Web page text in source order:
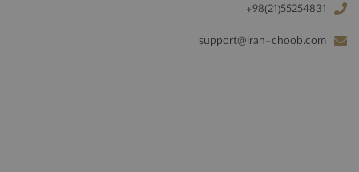
+98(21)55254831
support@iran-choob.com